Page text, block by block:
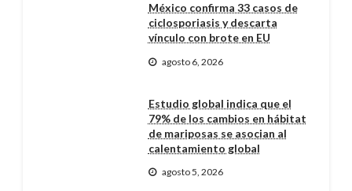
México confirma 33 casos de
ciclosporiasis y descarta
vínculo con brote en EU
agosto 6, 2026
Estudio global indica que el
79% de los cambios en hábitat
de mariposas se asocian al
calentamiento global
agosto 5, 2026